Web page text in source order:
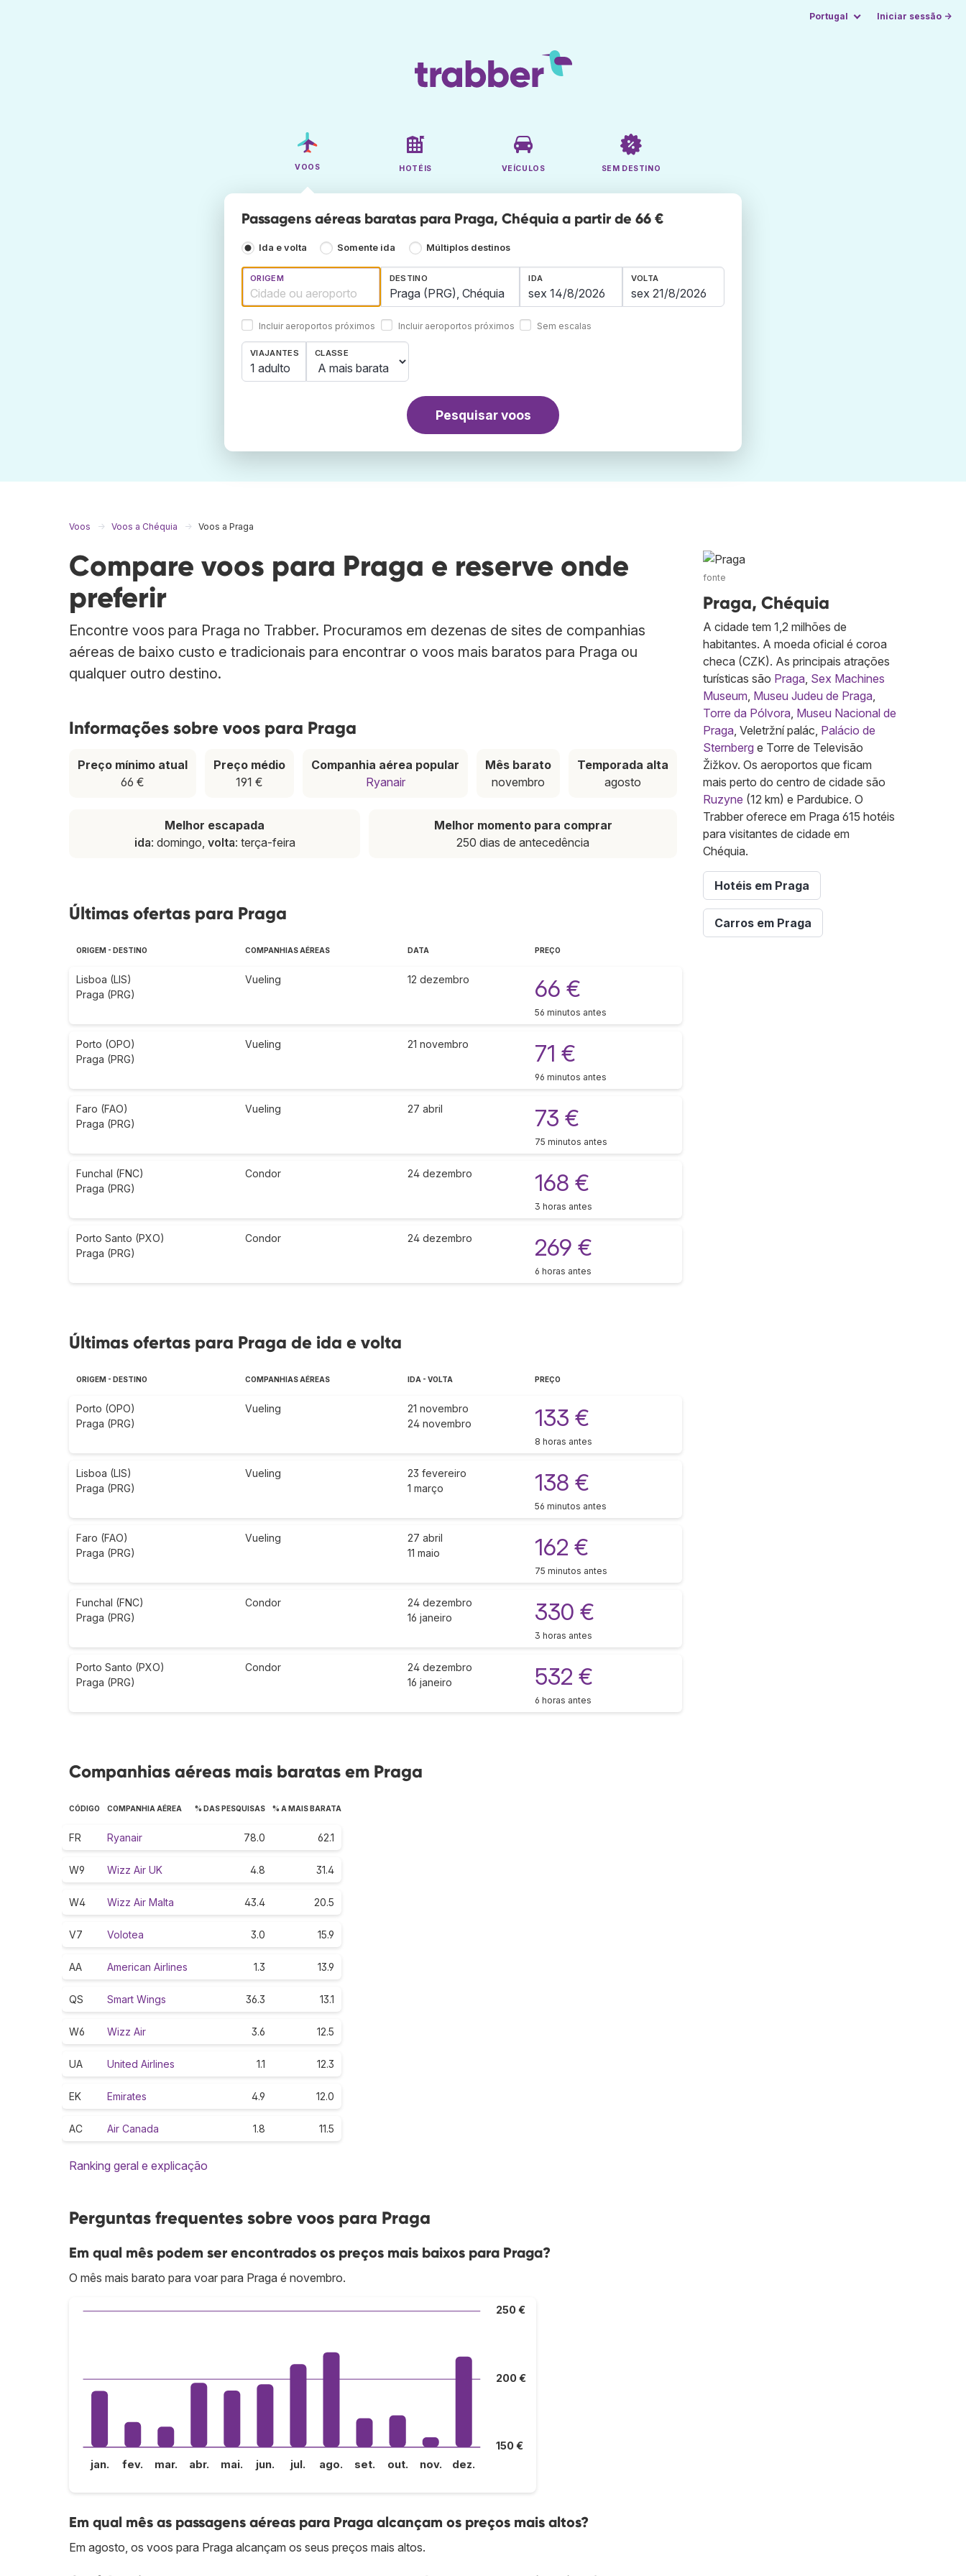
Portugal Iniciar sessão →
VOOS HOTÉIS VEÍCULOS SEM DESTINO
Passagens aéreas baratas para Praga, Chéquia a partir de 66 €
Ida e volta Somente ida Múltiplos destinos
ORIGEM
Incluir aeroportos próximos
DESTINO
Incluir aeroportos próximos
IDA VOLTA
Sem escalas
VIAJANTES
1 adulto
CLASSE
Pesquisar voos
Voos Voos a Chéquia Voos a Praga
Compare voos para Praga e reserve onde
preferir
Encontre voos para Praga no Trabber. Procuramos em dezenas de sites de companhias
aéreas de baixo custo e tradicionais para encontrar o voos mais baratos para Praga ou
qualquer outro destino.
Informações sobre voos para Praga
Preço mínimo atual
66 €
Preço médio
191 €
Companhia aérea popular
Ryanair
Mês barato
novembro
Temporada alta
agosto
Melhor escapada
ida: domingo, volta: terça-feira
Melhor momento para comprar
250 dias de antecedência
Últimas ofertas para Praga
ORIGEM - DESTINO COMPANHIAS AÉREAS DATA PREÇO
Lisboa (LIS)
Praga (PRG)
Vueling 12 dezembro 66 €
56 minutos antes
Porto (OPO)
Praga (PRG)
Vueling 21 novembro 71 €
96 minutos antes
Faro (FAO)
Praga (PRG)
Vueling 27 abril 73 €
75 minutos antes
Funchal (FNC)
Praga (PRG)
Condor 24 dezembro 168 €
3 horas antes
Porto Santo (PXO)
Praga (PRG)
Condor 24 dezembro 269 €
6 horas antes
Últimas ofertas para Praga de ida e volta
ORIGEM - DESTINO COMPANHIAS AÉREAS IDA - VOLTA PREÇO
Porto (OPO)
Praga (PRG)
Vueling
21 novembro
24 novembro
133 €
8 horas antes
Lisboa (LIS)
Praga (PRG)
Vueling
23 fevereiro
1 março
138 €
56 minutos antes
Faro (FAO)
Praga (PRG)
Vueling
27 abril
11 maio
162 €
75 minutos antes
Funchal (FNC)
Praga (PRG)
Condor
24 dezembro
16 janeiro
330 €
3 horas antes
Porto Santo (PXO)
Praga (PRG)
Condor
24 dezembro
16 janeiro
532 €
6 horas antes
Companhias aéreas mais baratas em Praga
CÓDIGO COMPANHIA AÉREA % DAS PESQUISAS % A MAIS BARATA
FR Ryanair 78.0 62.1
W9 Wizz Air UK 4.8 31.4
W4 Wizz Air Malta 43.4 20.5
V7 Volotea 3.0 15.9
AA American Airlines 1.3 13.9
QS Smart Wings 36.3 13.1
W6 Wizz Air 3.6 12.5
UA United Airlines 1.1 12.3
EK Emirates 4.9 12.0
AC Air Canada 1.8 11.5
Ranking geral e explicação
Perguntas frequentes sobre voos para Praga
Em qual mês podem ser encontrados os preços mais baixos para Praga?
O mês mais barato para voar para Praga é novembro.
150 €
200 €
250 €
jan. fev. mar. abr. mai. jun. jul. ago. set. out. nov. dez.
Em qual mês as passagens aéreas para Praga alcançam os preços mais altos?
Em agosto, os voos para Praga alcançam os seus preços mais altos.
fonte
Praga, Chéquia
A cidade tem 1,2 milhões de
habitantes. A moeda oficial é coroa
checa (CZK). As principais atrações
turísticas são Praga, Sex Machines
Museum, Museu Judeu de Praga,
Torre da Pólvora, Museu Nacional de
Praga, Veletržní palác, Palácio de
Sternberg e Torre de Televisão
Žižkov. Os aeroportos que ficam
mais perto do centro de cidade são
Ruzyne (12 km) e Pardubice. O
Trabber oferece em Praga 615 hotéis
para visitantes de cidade em
Chéquia.
Hotéis em Praga
Carros em Praga